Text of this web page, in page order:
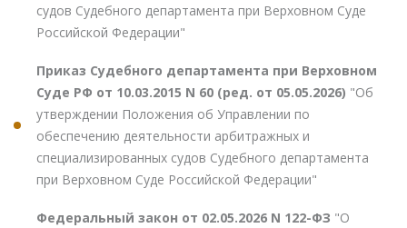
судов Судебного департамента при Верховном Суде
Российской Федерации"
Приказ Судебного департамента при Верховном
Суде РФ от 10.03.2015 N 60 (ред. от 05.05.2026) "Об
утверждении Положения об Управлении по
обеспечению деятельности арбитражных и
специализированных судов Судебного департамента
при Верховном Суде Российской Федерации"
Федеральный закон от 02.05.2026 N 122-ФЗ "О